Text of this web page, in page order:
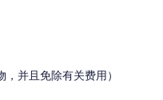
并且免除有关费用）